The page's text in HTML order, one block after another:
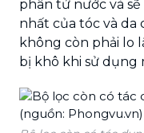
phân tử nước và
nhất của tóc và da
không còn phải lo
bị khô khi sử dụng